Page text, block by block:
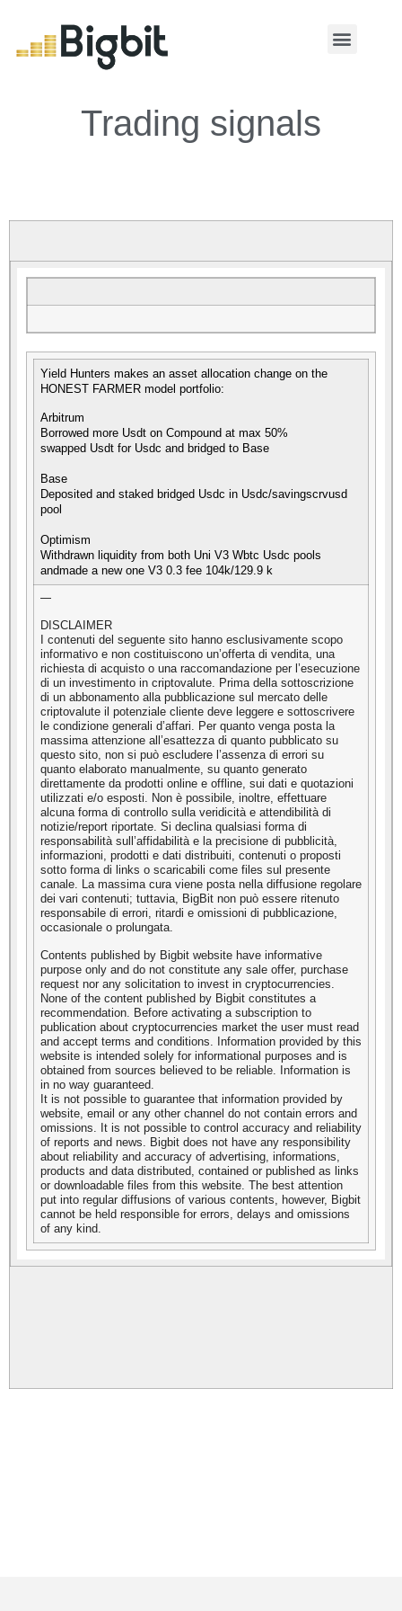
Trading signals
Yield Hunters makes an asset allocation change on the
HONEST FARMER model portfolio:
Arbitrum
Borrowed more Usdt on Compound at max 50%
swapped Usdt for Usdc and bridged to Base
Base
Deposited and staked bridged Usdc in Usdc/savingscrvusd
pool
Optimism
Withdrawn liquidity from both Uni V3 Wbtc Usdc pools
andmade a new one V3 0.3 fee 104k/129.9 k
—
DISCLAIMER
I contenuti del seguente sito hanno esclusivamente scopo
informativo e non costituiscono un’offerta di vendita, una
richiesta di acquisto o una raccomandazione per l’esecuzione
di un investimento in criptovalute. Prima della sottoscrizione
di un abbonamento alla pubblicazione sul mercato delle
criptovalute il potenziale cliente deve leggere e sottoscrivere
le condizione generali d’affari. Per quanto venga posta la
massima attenzione all’esattezza di quanto pubblicato su
questo sito, non si può escludere l’assenza di errori su
quanto elaborato manualmente, su quanto generato
direttamente da prodotti online e offline, sui dati e quotazioni
utilizzati e/o esposti. Non è possibile, inoltre, effettuare
alcuna forma di controllo sulla veridicità e attendibilità di
notizie/report riportate. Si declina qualsiasi forma di
responsabilità sull’affidabilità e la precisione di pubblicità,
informazioni, prodotti e dati distribuiti, contenuti o proposti
sotto forma di links o scaricabili come files sul presente
canale. La massima cura viene posta nella diffusione regolare
dei vari contenuti; tuttavia, BigBit non può essere ritenuto
responsabile di errori, ritardi e omissioni di pubblicazione,
occasionale o prolungata.
Contents published by Bigbit website have informative
purpose only and do not constitute any sale offer, purchase
request nor any solicitation to invest in cryptocurrencies.
None of the content published by Bigbit constitutes a
recommendation. Before activating a subscription to
publication about cryptocurrencies market the user must read
and accept terms and conditions. Information provided by this
website is intended solely for informational purposes and is
obtained from sources believed to be reliable. Information is
in no way guaranteed.
It is not possible to guarantee that information provided by
website, email or any other channel do not contain errors and
omissions. It is not possible to control accuracy and reliability
of reports and news. Bigbit does not have any responsibility
about reliability and accuracy of advertising, informations,
products and data distributed, contained or published as links
or downloadable files from this website. The best attention
put into regular diffusions of various contents, however, Bigbit
cannot be held responsible for errors, delays and omissions
of any kind.